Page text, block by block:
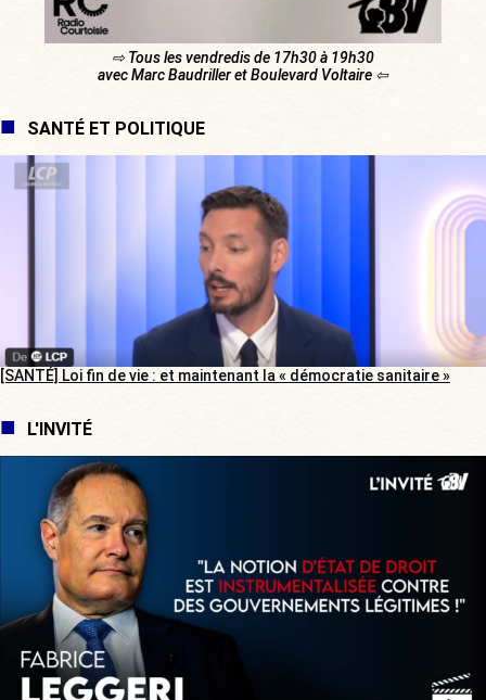
⇨ Tous les vendredis de 17h30 à 19h30
avec Marc Baudriller et Boulevard Voltaire ⇦
SANTÉ ET POLITIQUE
[SANTÉ] Loi fin de vie : et maintenant la « démocratie sanitaire »
L'INVITÉ